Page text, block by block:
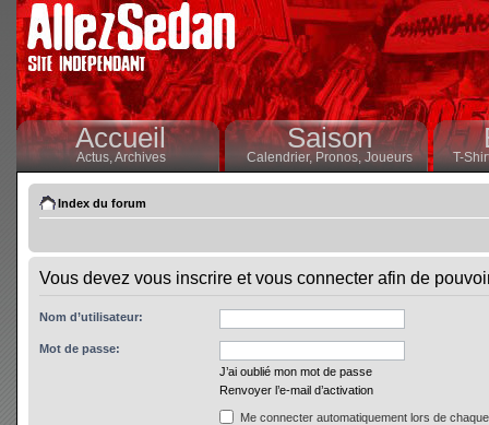
Accueil
Actus,Archives
Saison
Calendrier,Pronos, Joueurs T-
Index du forum
Vous devez vous inscrire et vous connecter afin de
Nom d’utilisateur:
Mot de passe:
J’ai oublié mon mot de passe
Renvoyer l’e-mail d’activation
Me connecter automatiquement lors de